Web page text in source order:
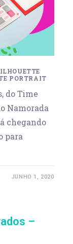
PORTRAIT
do Time
Namorada
chegando
para
JUNHO 1, 2020
–